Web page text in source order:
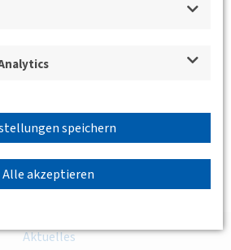
speichern
Alle akzeptieren
Aktuelles